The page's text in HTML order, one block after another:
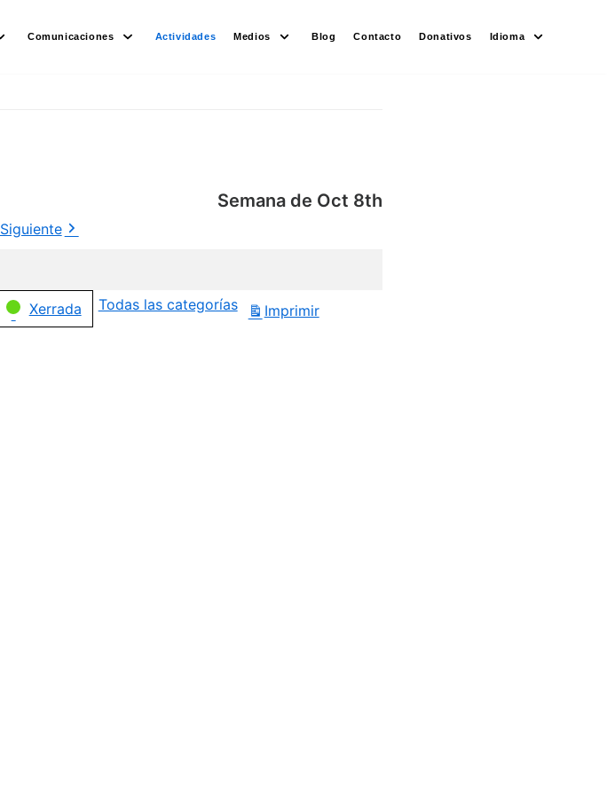
Comunicaciones Actividades Medios Blog Contacto Donativos Idioma
Semana de Oct 8th
Siguiente
Xerrada Todas las categorías Imprimir